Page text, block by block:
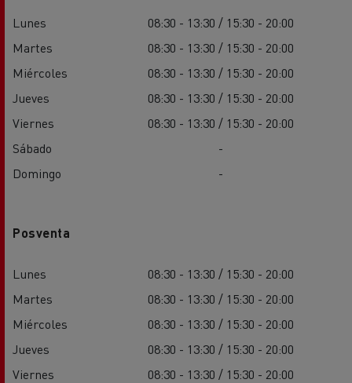
Lunes
08:30 - 13:30 / 15:30 - 20:00
Martes
08:30 - 13:30 / 15:30 - 20:00
Miércoles
08:30 - 13:30 / 15:30 - 20:00
Jueves
08:30 - 13:30 / 15:30 - 20:00
Viernes
08:30 - 13:30 / 15:30 - 20:00
Sábado
-
Domingo
-
Posventa
Lunes
08:30 - 13:30 / 15:30 - 20:00
Martes
08:30 - 13:30 / 15:30 - 20:00
Miércoles
08:30 - 13:30 / 15:30 - 20:00
Jueves
08:30 - 13:30 / 15:30 - 20:00
Viernes
08:30 - 13:30 / 15:30 - 20:00